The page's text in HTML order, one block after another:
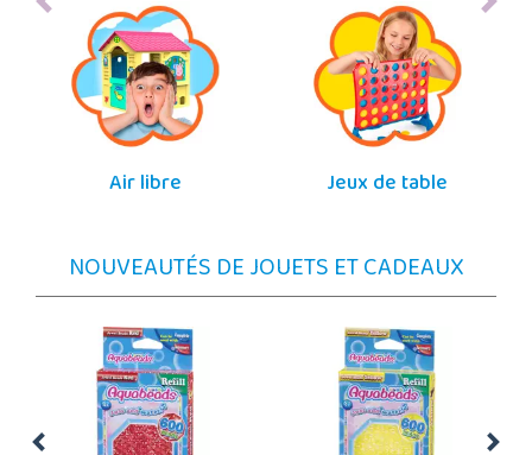
Air libre Jeux de table
NOUVEAUTÉS DE JOUETS ET CADEAUX